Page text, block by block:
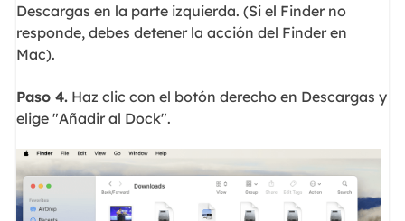
Descargas en la parte izquierda. (Si el Finder no
responde, debes detener la acción del Finder en
Mac).
Paso 4.Haz clic con el botón derecho en Descargas y
elige "Añadir al Dock".